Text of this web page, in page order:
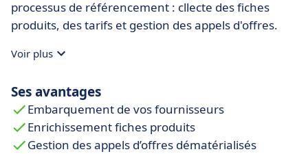
processus de référencement : cllecte des fiches
produits, des tarifs et gestion des appels d'offres.
Voir plus
Ses avantages
Embarquement de vos fournisseurs
Enrichissement fiches produits
Gestion des appels d’offres dématérialisés